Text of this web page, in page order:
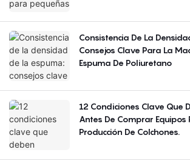
Consistencia De La
Consejos Clave Para La
Espuma De Poliuretano
12 Condiciones Clave Que
Antes De Comprar Equipos
Producción De Colchones.